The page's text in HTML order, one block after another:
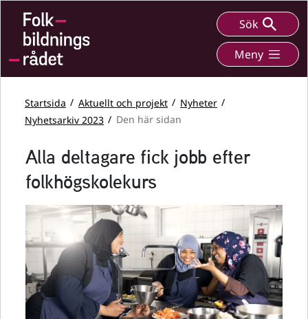
Sök
Meny
Startsida Aktuellt och projekt
Nyheter
Nyhetsarkiv 2023
Den här sidan
Alla deltagare fick jobb efter
folkhögskolekurs